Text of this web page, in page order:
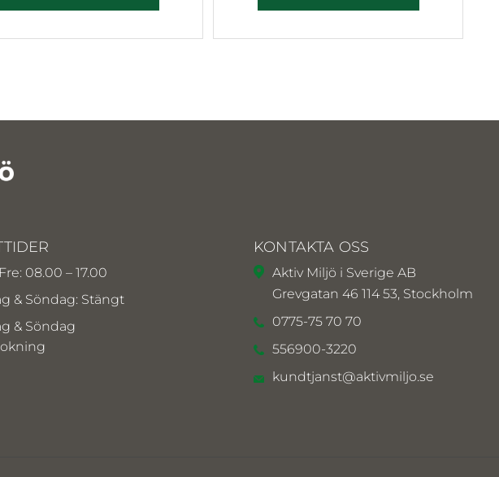
08.00 – 17.00
& Söndag: Stängt
& Söndag
KONTAKTA OSS
Aktiv Miljö i Sverige AB
Grevgatan 46 114 53, Stockholm
0775-75 70 70
556900-3220
kundtjanst@aktivmiljo.se